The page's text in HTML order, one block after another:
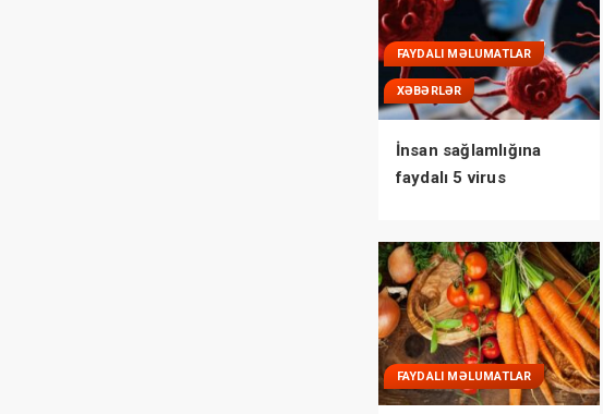
FAYDALI MƏLUMATLAR
XƏBƏRLƏR
İnsan sağlamlığına
faydalı 5 virus
FAYDALI MƏLUMATLAR